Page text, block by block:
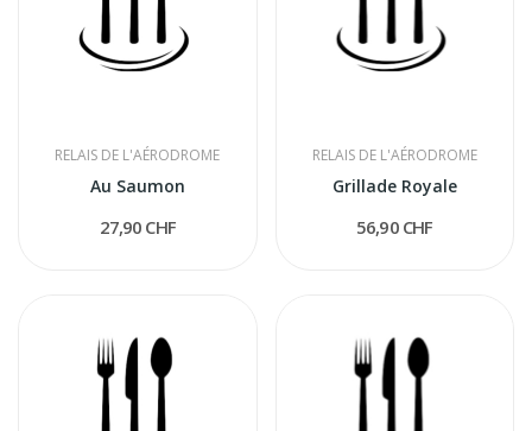
RELAIS DE L'AÉRODROME
Au Saumon
27,90 CHF
RELAIS DE L'AÉRODROME
Grillade Royale
56,90 CHF